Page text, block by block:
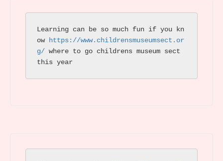
Learning can be so much fun if you kn
ow https://www.childrensmuseumsect.or
g/ where to go childrens museum sect
this year